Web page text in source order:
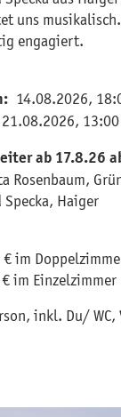
uns
engagiert.
14.08.2026,
13:00
ab 17.8.26
Rosenbaum,
Haiger
€ im
im Einzelzimmer
inkl. Du/